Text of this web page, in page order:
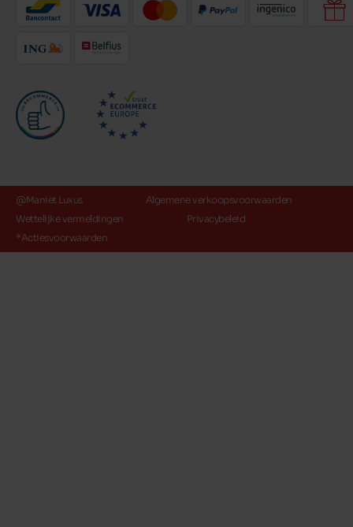
@Maniet Luxus
Algemene verkoopsvoorwaarden
Wettelijke vermeldingen
Privacybeleid
*Actiesvoorwaarden